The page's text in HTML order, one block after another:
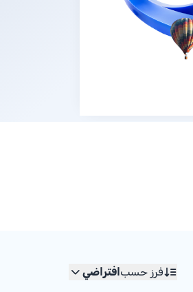
فرز حسبافتراضي